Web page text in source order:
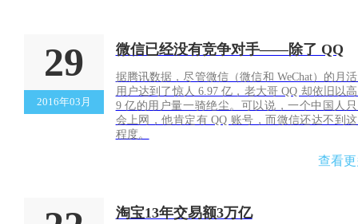
29
2016年03月
微信已经没有竞争对手——除了 QQ
据腾讯数据，尽管微信（微信和 WeChat）的月
用户达到了惊人 6.97 亿，老大哥 QQ 却依旧以
9 亿的用户量一骑绝尘。可以说，一个中国人
会上网，他肯定有 QQ 账号，而微信还达不到
程度。
查看
淘宝13年交易额3万亿